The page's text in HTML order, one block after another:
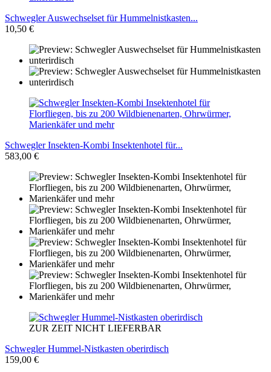
Schwegler Auswechselset für Hummelnistkasten...
10,50 €
Schwegler Insekten-Kombi Insektenhotel für...
583,00 €
ZUR ZEIT NICHT LIEFERBAR
Schwegler Hummel-Nistkasten oberirdisch
159,00 €